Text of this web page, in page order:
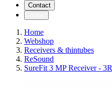
Contact
Home
Webshop
Receivers & thintubes
ReSound
SureFit 3 MP Receiver - 3R